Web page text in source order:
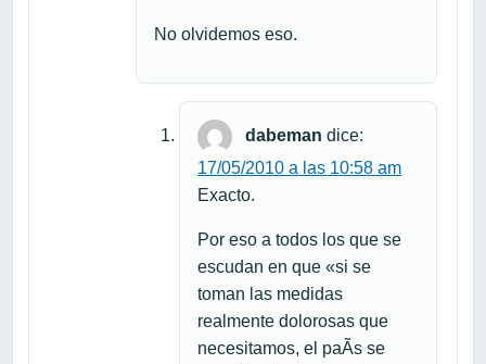
No olvidemos eso.
dabeman dice:
17/05/2010 a las 10:58 am
Exacto.
Por eso a todos los que se
escudan en que «si se
toman las medidas
realmente dolorosas que
necesitamos, el paÃ­s se